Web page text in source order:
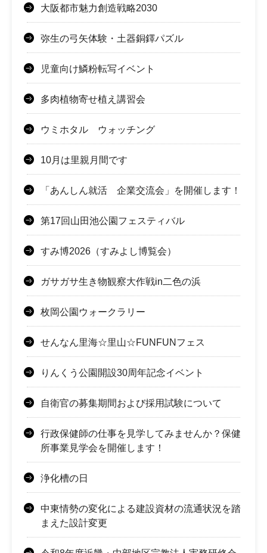
大阪都市魅力創造戦略2030
弥生の弓矢体験・土器銅鐸パズル
児童向け鱗粉転写イベント
多肉植物寄せ植え講習会
ウミホタル ウォッチング
10月は里親月間です
「あんしん就活 企業交流会」を開催します！
第17回山田池公園フェスティバル
すみ博2026（すみよし博覧会）
ガサガサ生き物観察大作戦in二色の浜
枚岡公園ウォークラリー
せんなん里海☆里山☆FUNFUNフェス
りんくう公園開設30周年記念イベント
自衛官の募集期間および採用試験について
行政保健師の仕事を見学してみませんか？保健
所事業見学会を開催します！
浄化槽の日
中東情勢の変化による建設資材の流通状況を踏
まえた設計変更